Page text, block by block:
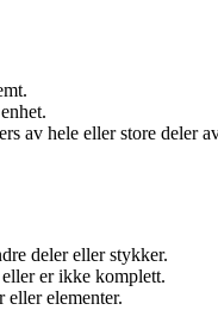
av hele eller store deler
deler eller stykker.
er ikke komplett.
eller elementer.